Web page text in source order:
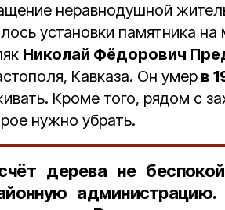
неравнодушной
установки памятника
Николай Фёдорович
Кавказа. Он умер в
Кроме того, рядом с
нужно убрать.
дерева не